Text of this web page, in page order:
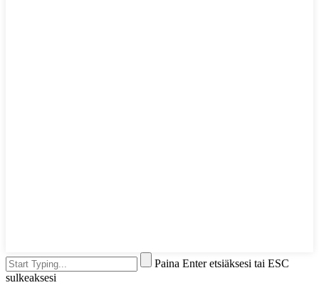
Paina Enter etsiäksesi tai ESC
sulkeaksesi